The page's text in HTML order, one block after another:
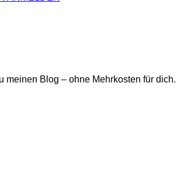
meinen Blog – ohne Mehrkosten für dich.